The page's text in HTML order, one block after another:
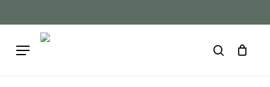
to
content
Menu search
Cart Close
Close